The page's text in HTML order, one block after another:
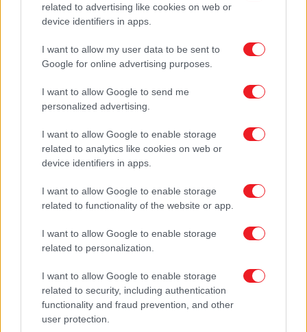
related to advertising like cookies on web or
device identifiers in apps.
I want to allow my user data to be sent to
Google for online advertising purposes.
I want to allow Google to send me
personalized advertising.
I want to allow Google to enable storage
related to analytics like cookies on web or
device identifiers in apps.
I want to allow Google to enable storage
related to functionality of the website or app.
I want to allow Google to enable storage
related to personalization.
I want to allow Google to enable storage
related to security, including authentication
functionality and fraud prevention, and other
user protection.
Διαθέσιμο
Roline Κ805 Πόμολο Πόρτας με...
Υλικό:ΖΑΜΑΚ
Χρώμα:ΓΚΡΙ ΣΑΤΙΝΕ
Κωδικός Πρ.: Κ805-GKRI-SATINE
Ρωτήστε μας
Προσθήκη στην λίστα επιθυμιών
Hot